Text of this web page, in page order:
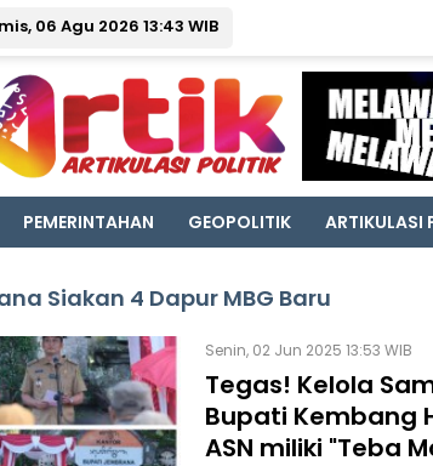
06 Agu 2026 13:43 WIB
PEMERINTAHAN GEOPOLITIK ARTIKULASI
Siakan 4 Dapur MBG Baru
Senin, 02 Jun 2025 13:53 WIB
Tegas! Kelola
Bupati Kembang
ASN miliki "Teba